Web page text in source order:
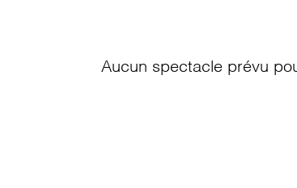
Aucun spectacle prévu